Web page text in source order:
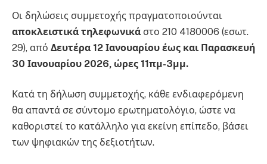
Οι δηλώσεις συμμετοχής πραγματοποιούνται
αποκλειστικά τηλεφωνικά στο 210 4180006 (εσωτ.
29), από Δευτέρα 12 Ιανουαρίου έως και Παρασκευή
30 Ιανουαρίου 2026, ώρες 11πμ-3μμ.
Κατά τη δήλωση συμμετοχής, κάθε ενδιαφερόμενη
θα απαντά σε σύντομο ερωτηματολόγιο, ώστε να
καθοριστεί το κατάλληλο για εκείνη επίπεδο, βάσει
των ψηφιακών της δεξιοτήτων.